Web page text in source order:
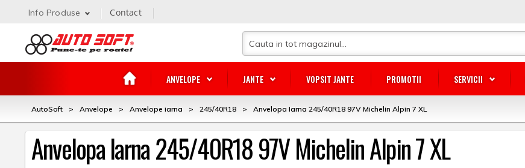
ANVELOPE JANTE VOPSIT JANTE PROMOTII SERVICII
Info Produse Contact
AutoSoft > Anvelope > Anvelope iarna > 245/40R18 > Anvelopa Iarna 245/40R18 97V Michelin Alpin 7 XL
Anvelopa Iarna 245/40R18 97V Michelin Alpin 7 XL